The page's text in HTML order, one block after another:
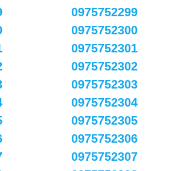
0975752299
0975752300
0975752301
0975752302
0975752303
0975752304
0975752305
0975752306
0975752307